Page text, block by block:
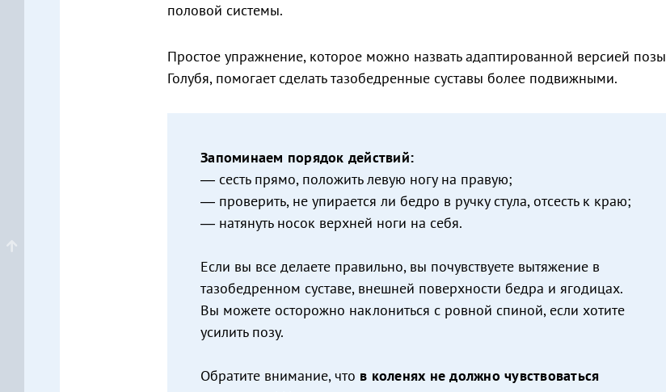
половой системы.
Простое упражнение, которое можно назвать адаптированной версией позы
Голубя, помогает сделать тазобедренные суставы более подвижными.
Запоминаем порядок действий:
— сесть прямо, положить левую ногу на правую;
— проверить, не упирается ли бедро в ручку стула, отсесть к краю;
— натянуть носок верхней ноги на себя.
Если вы все делаете правильно, вы почувствуете вытяжение в
тазобедренном суставе, внешней поверхности бедра и ягодицах.
Вы можете осторожно наклониться с ровной спиной, если хотите
усилить позу.
Обратите внимание, что в коленях не должно чувствоваться